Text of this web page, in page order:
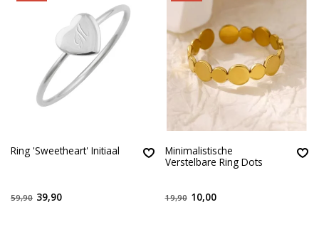
Ring 'Sweetheart' Initiaal
59,90 39,90
Minimalistische
Verstelbare Ring Dots
19,90 10,00